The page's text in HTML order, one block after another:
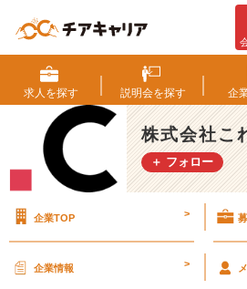
ン
チ
ャ
ー
っ
て、
と
求人を探す 説明会を探す 企
株式会社こ
＋ フォロー
企業TOP >
企業情報 >